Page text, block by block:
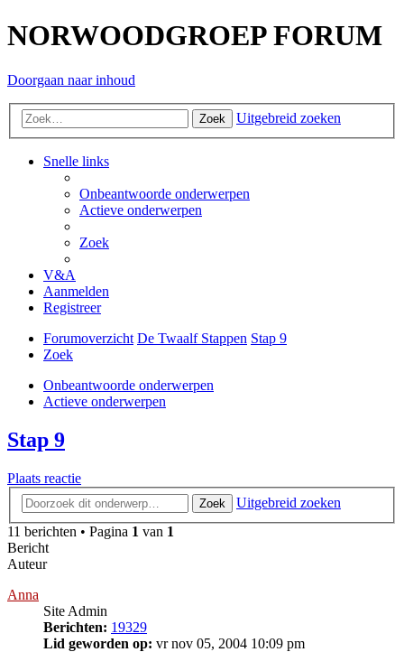
NORWOODGROEP FORUM
Doorgaan naar inhoud
Zoek Uitgebreid zoeken
Snelle links
Onbeantwoorde onderwerpen
Actieve onderwerpen
Zoek
V&A
Aanmelden
Registreer
Forumoverzicht De Twaalf Stappen Stap 9
Zoek
Onbeantwoorde onderwerpen
Actieve onderwerpen
Stap 9
Plaats reactie
Zoek
Uitgebreid zoeken
11 berichten • Pagina 1 van 1
Bericht
Auteur
Anna
Site Admin
Berichten: 19329
Lid geworden op: vr nov 05, 2004 10:09 pm